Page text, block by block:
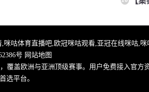
咕体育直播吧,欧冠咪咕观看,亚冠在线咪咕,
号 网站地图
盖欧洲与亚洲顶级赛事。用户免费接入官方
首选平台。